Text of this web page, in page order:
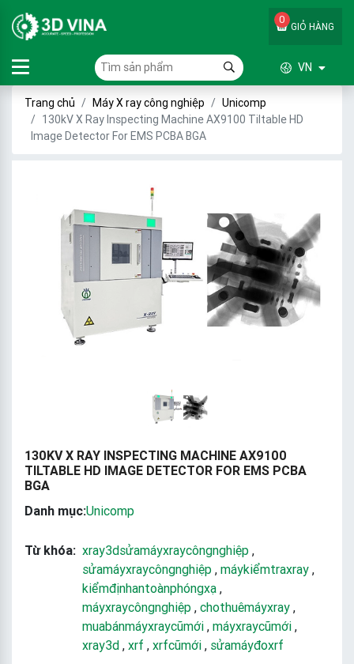
GIỎ HÀNG
0
VN
Trang chủ Máy X ray công nghiệp
Unicomp
130kV X Ray Inspecting Machine AX9100 Tiltable HD
Image Detector For EMS PCBA BGA
130KV X RAY INSPECTING MACHINE AX9100
TILTABLE HD IMAGE DETECTOR FOR EMS PCBA
BGA
Danh mục:Unicomp
Từ khóa: xray3dsửamáyxraycôngnghiệp ,
sửamáyxraycôngnghiệp , máykiểmtraxray ,
kiểmđịnhantoànphóngxạ ,
máyxraycôngnghiệp , chothuêmáyxray ,
muabánmáyxraycũmới , máyxraycũmới ,
xray3d , xrf , xrfcũmới , sửamáyđoxrf